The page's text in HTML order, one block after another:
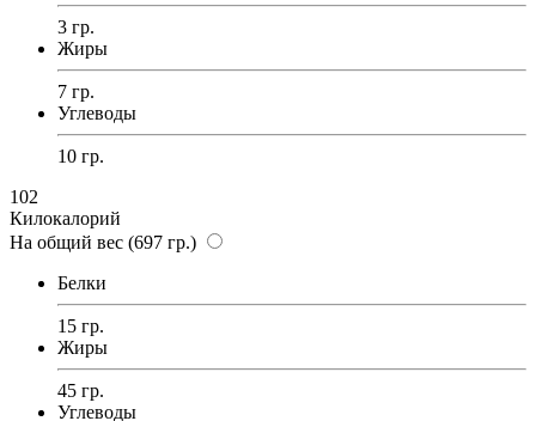
3 гр.
Жиры
7 гр.
Углеводы
10 гр.
102
Килокалорий
На общий вес (697 гр.)
Белки
15 гр.
Жиры
45 гр.
Углеводы